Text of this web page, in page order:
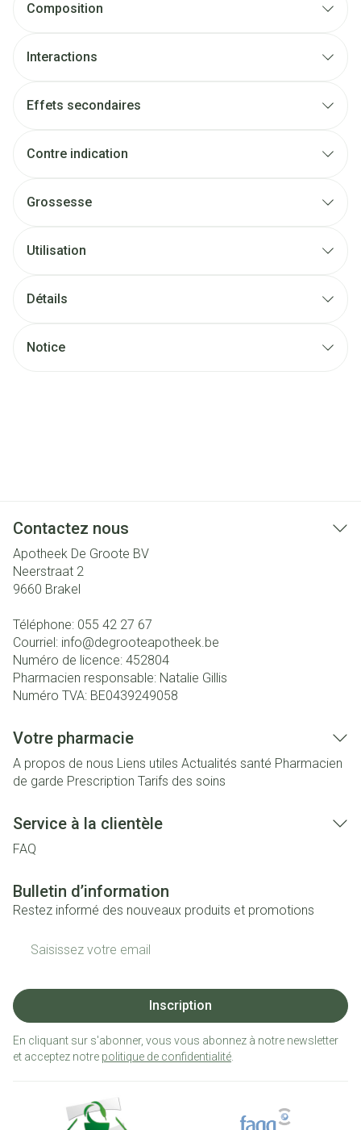
Composition
Interactions
Effets secondaires
Contre indication
Grossesse
Utilisation
Détails
Notice
Contactez nous
Apotheek De Groote BV
Neerstraat 2
9660 Brakel
Téléphone: 055 42 27 67
Courriel: info@degrooteapotheek.be
Numéro de licence: 452804
Pharmacien responsable: Natalie Gillis
Numéro TVA: BE0439249058
Votre pharmacie
A propos de nous Liens utiles Actualités santé Pharmacien
de garde Prescription Tarifs des soins
Service à la clientèle
FAQ
Bulletin d’information
Restez informé des nouveaux produits et promotions
Inscription
En cliquant sur s'abonner, vous vous abonnez à notre newsletter
et acceptez notre politique de confidentialité